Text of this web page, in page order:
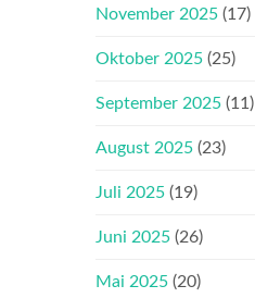
November 2025 (17)
Oktober 2025 (25)
September 2025 (11)
August 2025 (23)
Juli 2025 (19)
Juni 2025 (26)
Mai 2025 (20)